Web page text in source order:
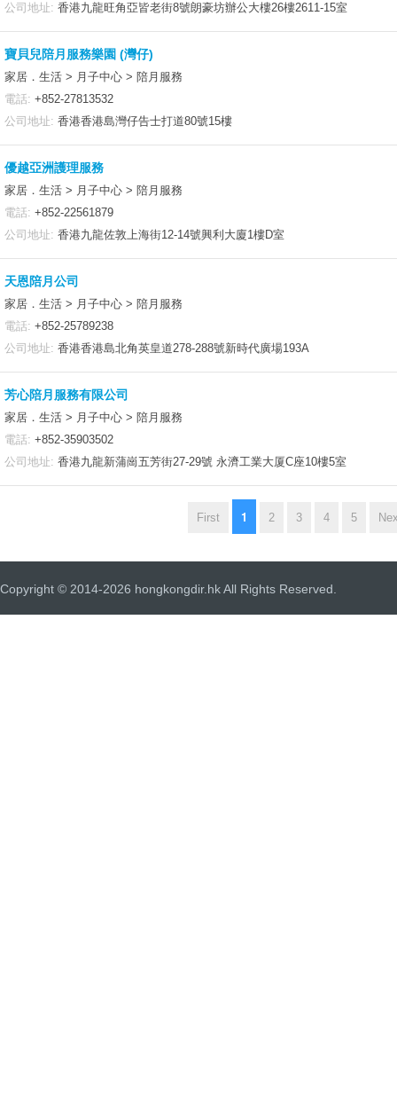
公司地址: 香港九龍旺角亞皆老街8號朗豪坊辦公大樓26樓2611-15室
寶貝兒陪月服務樂園 (灣仔)
家居．生活 > 月子中心 > 陪月服務
電話: +852-27813532
公司地址: 香港香港島灣仔告士打道80號15樓
優越亞洲護理服務
家居．生活 > 月子中心 > 陪月服務
電話: +852-22561879
公司地址: 香港九龍佐敦上海街12-14號興利大廈1樓D室
天恩陪月公司
家居．生活 > 月子中心 > 陪月服務
電話: +852-25789238
公司地址: 香港香港島北角英皇道278-288號新時代廣場193A
芳心陪月服務有限公司
家居．生活 > 月子中心 > 陪月服務
電話: +852-35903502
公司地址: 香港九龍新蒲崗五芳街27-29號 永濟工業大厦C座10樓5室
First 1 2 3 4 5
Copyright © 2014-2026 hongkongdir.hk All Rights Reserved.